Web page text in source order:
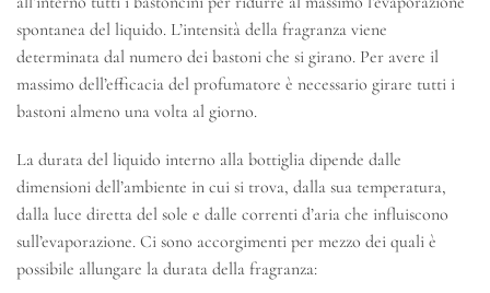
spontanea del liquido. L’intensità della fragranza viene
determinata dal numero dei bastoni che si girano. Per avere il
massimo dell’efficacia del profumatore è necessario girare tutti i
bastoni almeno una volta al giorno.
La durata del liquido interno alla bottiglia dipende dalle
dimensioni dell’ambiente in cui si trova, dalla sua temperatura,
dalla luce diretta del sole e dalle correnti d’aria che influiscono
sull’evaporazione. Ci sono accorgimenti per mezzo dei quali è
possibile allungare la durata della fragranza: